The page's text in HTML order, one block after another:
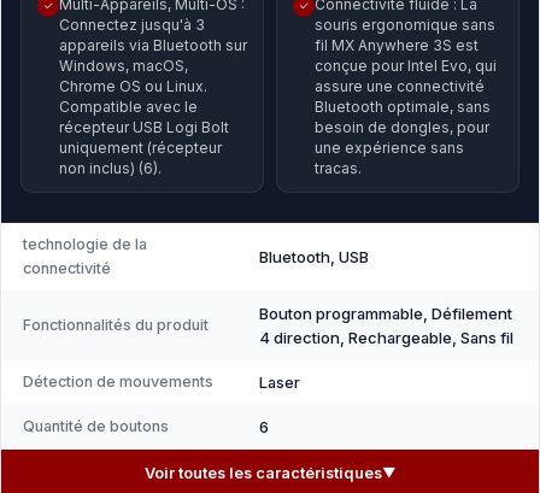
✓
Multi-Appareils, Multi-OS :
Connectez jusqu'à 3
appareils via Bluetooth sur
Windows, macOS,
Chrome OS ou Linux.
Compatible avec le
récepteur USB Logi Bolt
uniquement (récepteur
non inclus) (6).
✓ Connectivité fluide : La
souris ergonomique sans
fil MX Anywhere 3S est
conçue pour Intel Evo, qui
assure une connectivité
Bluetooth optimale, sans
besoin de dongles, pour
une expérience sans
tracas.
technologie de la
connectivité
Bluetooth, USB
Fonctionnalités du produit
Bouton programmable, Défilement
4 direction, Rechargeable, Sans fil
Détection de mouvements Laser
Quantité de boutons 6
Voir toutes les caractéristiques▼